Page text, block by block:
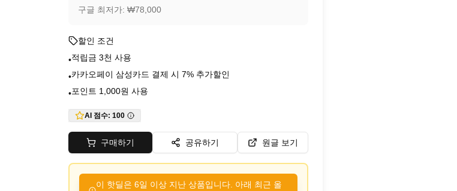
구글 최저가: ₩78,000
할인 조건
•적립금 3천 사용
•카카오페이 삼성카드 결제 시 7% 추가할인
•포인트 1,000원 사용
AI 점수: 100
구매하기 공유하기 원글 보기
이 핫딜은 6일 이상 지난 상품입니다. 아래 최근 올